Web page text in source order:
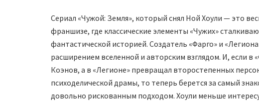
Сериал «Чужой: Земля», который снял Ной Хоули — это
франшизе, где классические элементы «Чужих»
фантастической историей. Создатель «Фарго» и
расширением вселенной и авторским взглядом. И, если в
Коэнов, а в «Легионе» превращал второстепенных
психоделической драмы, то теперь берется за самый
довольно рискованным подходом. Хоули меньше